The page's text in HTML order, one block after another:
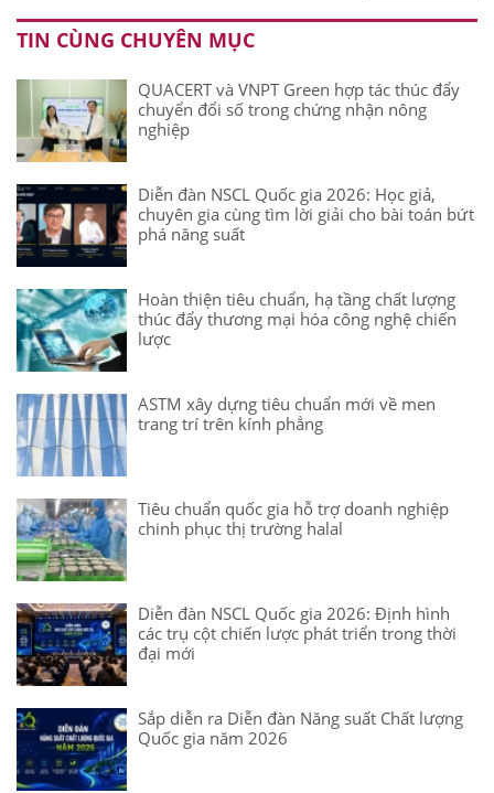
TIN CÙNG CHUYÊN MỤC
QUACERT và VNPT Green hợp tác thúc đẩy
chuyển đổi số trong chứng nhận nông
nghiệp
Diễn đàn NSCL Quốc gia 2026: Học giả,
chuyên gia cùng tìm lời giải cho bài toán bứt
phá năng suất
Hoàn thiện tiêu chuẩn, hạ tầng chất lượng
thúc đẩy thương mại hóa công nghệ chiến
lược
ASTM xây dựng tiêu chuẩn mới về men
trang trí trên kính phẳng
Tiêu chuẩn quốc gia hỗ trợ doanh nghiệp
chinh phục thị trường halal
Diễn đàn NSCL Quốc gia 2026: Định hình
các trụ cột chiến lược phát triển trong thời
đại mới
Sắp diễn ra Diễn đàn Năng suất Chất lượng
Quốc gia năm 2026